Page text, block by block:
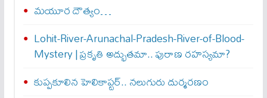
మయూర దౌత్యం…
Lohit-River-Arunachal-Pradesh-River-of-Blood-
Mystery | ప్రకృతి అద్భుతమా.. పురాణ రహస్యమా?
కుప్పకూలిన హెలికాప్టర్‌.. నలుగురు దుర్మరణం